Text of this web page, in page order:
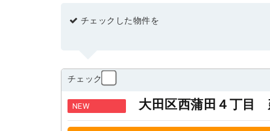
2
間取り
指定無し 1R・1K・1DK 1LDK・
チェックした物件を
チェック
NEW 大田区西蒲田４丁目